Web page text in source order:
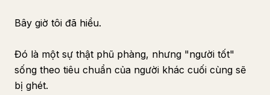
Bây giờ tôi đã hiểu.
Đó là một sự thật phũ phàng, nhưng "người tốt"
sống theo tiêu chuẩn của người khác cuối cùng sẽ
bị ghét.